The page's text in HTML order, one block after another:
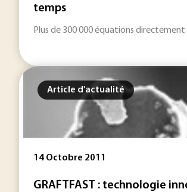
temps
Plus de 300 000 équations
Article d'actualité
14 Octobre 2011
GRAFTFAST : technologie